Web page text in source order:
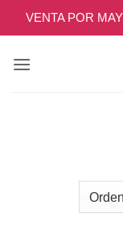
VENTA POR